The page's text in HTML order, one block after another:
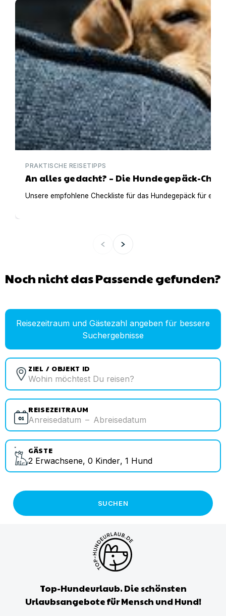
An alles gedacht? – Die Hundegepäck-Checkliste
PRAKTISCHE REISETIPPS
An alles gedacht? – Die Hundegepäck-
Unsere empfohlene Checkliste für das Hundegepäck für
Noch nicht das Passende gefunden?
Reisezeitraum und Gästezahl angeben für bessere
Suchergebnisse
ZIEL / OBJEKT ID
REISEZEITRAUM
Anreisedatum – Abreisedatum
GÄSTE
2 Erwachsene, 0 Kinder, 1 Hund
SUCHEN
Top-Hundeurlaub. Die schönsten
Urlaubsangebote für Mensch und Hund!